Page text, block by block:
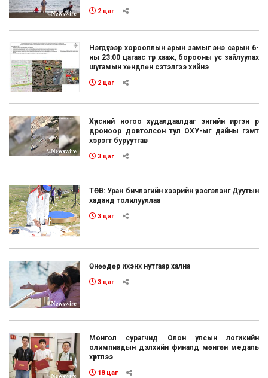
2 цаг
Нэгдүгээр хорооллын арын замыг энэ сарын 6-
ны 23:00 цагаас түр хааж, борооны ус зайлуулах
шугамын хөндлөн сэтэлгээ хийнэ
2 цаг
Хүнсний ногоо худалдаалдаг энгийн иргэн рүү
дроноор довтолсон тул ОХУ-ыг дайны гэмт
хэрэгт буруутгав
3 цаг
ТӨВ: Уран бичлэгийн хээрийн үзэсгэлэнг Дуутын
хаданд толилууллаа
3 цаг
Өнөөдөр ихэнх нутгаар хална
3 цаг
Монгол сурагчид Олон улсын логикийн
олимпиадын дэлхийн финалд мөнгөн медаль
хүртлээ
18 цаг